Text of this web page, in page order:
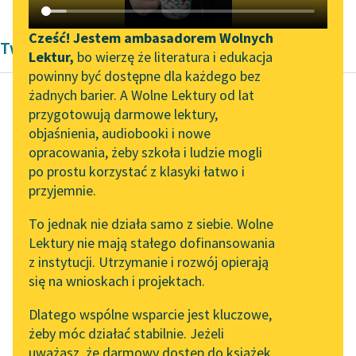
Katalog DAISY
Podkasty o książkach
Zgłoś brak utworu
Aktualności
„Prokurator Alicja Horn”
do słuchania
Byliśmy częścią AI Impact
Lab
online z tłumaczkami
literatury skandynawskiej
Spotkanie z Katarzyną
Tunkiel w Oslo
102. lata temu zmarł
Joseph Conrad
Narzędzia
Mapa Wolnych Lektur
Leśmianator
Przewodnik dla piszących i
API
OAI-PMH
Widget Wolnych Lektur
Przypisy
Cześć! Jestem ambasadorem Wolnych
Lektur, bo wierzę że literatura i edukacja
powinny być dostępne dla każdego bez
żadnych barier. A Wolne Lektury od lat
przygotowują darmowe lektury,
objaśnienia, audiobooki i nowe
opracowania, żeby szkoła i ludzie mogli
po prostu korzystać z klasyki łatwo i
przyjemnie.
To jednak nie działa samo z siebie. Wolne
Lektury nie mają stałego dofinansowania
z instytucji. Utrzymanie i rozwój opierają
się na wnioskach i projektach.
Dlatego wspólne wsparcie jest kluczowe,
żeby móc działać stabilnie. Jeżeli
Twórczość Kornela Makuszyńskiego
Kornel Makuszyński
Bezgrzeszne lata
czasu; teraz jednak
byłem nieszczęśliwy,
byłem bardzo, bardzo...
Czytaj więcej